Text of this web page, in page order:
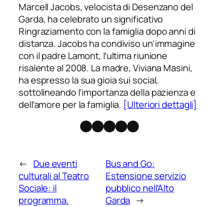
Marcell Jacobs, velocista di Desenzano del
Garda, ha celebrato un significativo
Ringraziamento con la famiglia dopo anni di
distanza. Jacobs ha condiviso un’immagine
con il padre Lamont, l’ultima riunione
risalente al 2008. La madre, Viviana Masini,
ha espresso la sua gioia sui social,
sottolineando l’importanza della pazienza e
dell’amore per la famiglia. [Ulteriori dettagli]
Facebook
Instagram
X Threads
Telegram
← Due eventi
culturali al Teatro
Sociale: il
programma.
Bus and Go:
Estensione servizio
pubblico nell’Alto
Garda →